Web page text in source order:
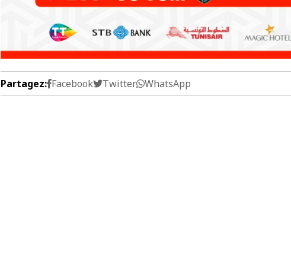
Partagez: Facebook Twitter WhatsApp